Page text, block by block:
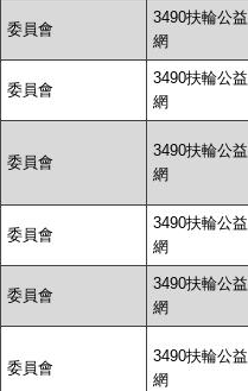
委員會
3490扶輪公益
網
委員會
3490扶輪公益
網
委員會
3490扶輪公益
網
委員會
3490扶輪公益
網
委員會
3490扶輪公益
網
委員會
3490扶輪公益
網